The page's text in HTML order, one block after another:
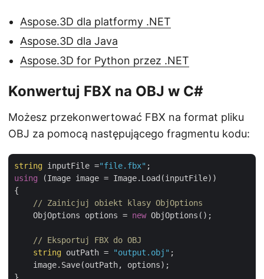
Aspose.3D dla platformy .NET
Aspose.3D dla Java
Aspose.3D for Python przez .NET
Konwertuj FBX na OBJ w C#
Możesz przekonwertować FBX na format pliku
OBJ za pomocą następującego fragmentu kodu:
string inputFile ="file.fbx"
using (Image image = Image.Load(inputFile))
{
// Zainicjuj obiekt klasy ObjOptions
    ObjOptions options =
new ObjOptions();
// Eksportuj FBX do OBJ
string outPath = "output.obj" ;
    image.Save(outPath, options);